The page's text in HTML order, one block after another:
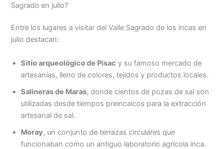
Sagrado en julio?
Entre los lugares a visitar del Valle Sagrado de los incas en
julio destacan:
Sitio arqueológico de Pisac y su famoso mercado de
artesanías, lleno de colores, tejidos y productos locales.
Salineras de Maras, donde cientos de pozas de sal son
utilizadas desde tiempos preincaicos para la extracción
artesanal de sal.
Moray, un conjunto de terrazas circulares que
funcionaban como un antiguo laboratorio agrícola inca.